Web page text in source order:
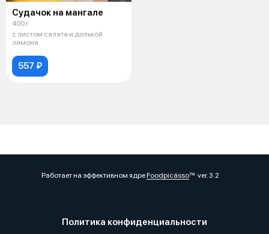
Судачок на мангале
400 г
с листом салата и долькой
лимона
557 ₽
Работает на эффективном ядреFoodpicássover. 3.2
Политика конфиденциальности